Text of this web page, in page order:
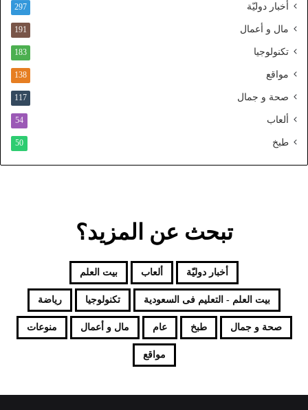
ا
م
و
د
أخبار دوليّة 297
مال و أعمال 191
تكنولوجيا 183
مواقع 138
صحة و جمال 117
ألعاب 54
طبخ 50
تبحث عن المزيد؟
أخبار دوليّة ألعاب بيت العلم
بيت العلم - التعليم فى السعودية تكنولوجيا رياضة
صحة و جمال طبخ عام مال و أعمال منوعات
مواقع